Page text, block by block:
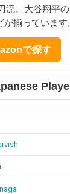
流、大谷翔平
が揃っています
で探す